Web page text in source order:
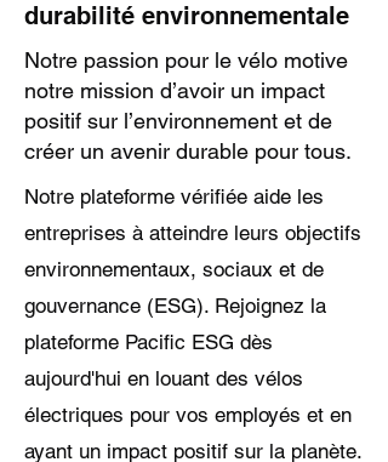
durabilité environnementale
Notre passion pour le vélo motive
notre mission d’avoir un impact
positif sur l’environnement et de
créer un avenir durable pour tous.
Notre plateforme vérifiée aide les
entreprises à atteindre leurs objectifs
environnementaux, sociaux et de
gouvernance (ESG). Rejoignez la
plateforme Pacific ESG dès
aujourd'hui en louant des vélos
électriques pour vos employés et en
ayant un impact positif sur la planète.